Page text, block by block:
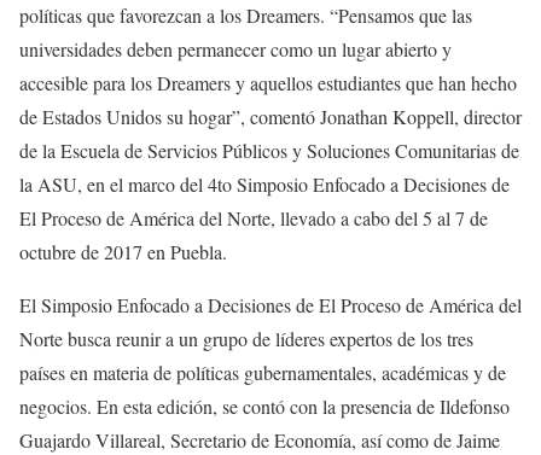
políticas que favorezcan a los Dreamers. “Pensamos que las
universidades deben permanecer como un lugar abierto y
accesible para los Dreamers y aquellos estudiantes que han hecho
de Estados Unidos su hogar”, comentó Jonathan Koppell, director
de la Escuela de Servicios Públicos y Soluciones Comunitarias de
la ASU, en el marco del 4to Simposio Enfocado a Decisiones de
El Proceso de América del Norte, llevado a cabo del 5 al 7 de
octubre de 2017 en Puebla.
El Simposio Enfocado a Decisiones de El Proceso de América del
Norte busca reunir a un grupo de líderes expertos de los tres
países en materia de políticas gubernamentales, académicas y de
negocios. En esta edición, se contó con la presencia de Ildefonso
Guajardo Villareal, Secretario de Economía, así como de Jaime